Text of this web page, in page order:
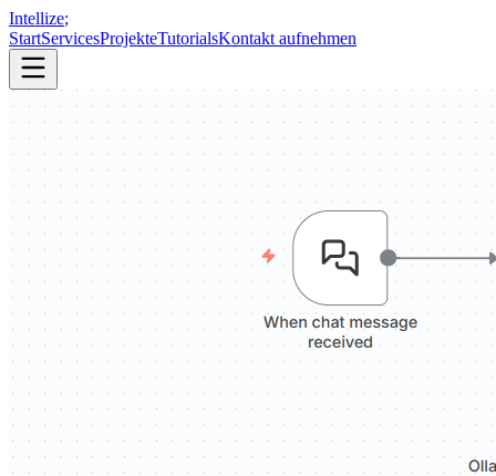
Intellize;
StartServicesProjekteTutorialsKontakt aufnehmen